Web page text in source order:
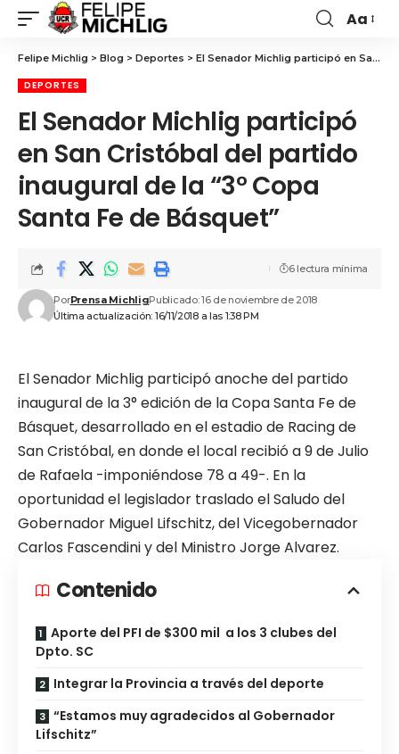
Aa
Felipe Michlig > Blog > Deportes > El Senador Michlig participó en San Cristóbal del partido inaugural de la “3° Copa Santa Fe de Básquet”
DEPORTES
El Senador Michlig participó
en San Cristóbal del partido
inaugural de la “3° Copa
Santa Fe de Básquet”
Última actualización: 16/11/2018 a las 1:38 PM
PorPrensa MichligPublicado: 16 de noviembre de 2018
6 lectura mínima
El Senador Michlig participó anoche del partido
inaugural de la 3° edición de la Copa Santa Fe de
Básquet, desarrollado en el estadio de Racing de
San Cristóbal, en donde el local recibió a 9 de Julio
de Rafaela -imponiéndose 78 a 49-. En la
oportunidad el legislador traslado el Saludo del
Gobernador Miguel Lifschitz, del Vicegobernador
Carlos Fascendini y del Ministro Jorge Alvarez.
Contenido
Aporte del PFI de $300 mil a los 3 clubes del
Dpto. SC
Integrar la Provincia a través del deporte
“Estamos muy agradecidos al Gobernador
Lifschitz”